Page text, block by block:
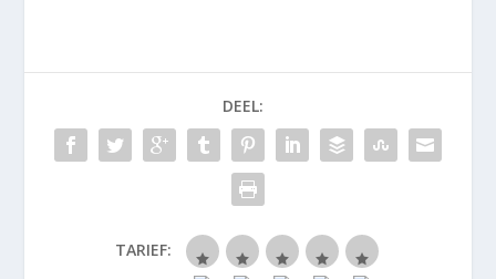
DEEL:
TARIEF: